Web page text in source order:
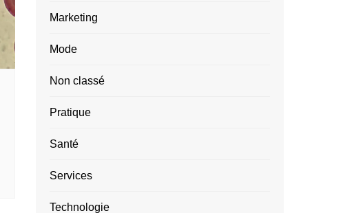
Marketing
Mode
Non classé
Pratique
Santé
Services
Technologie